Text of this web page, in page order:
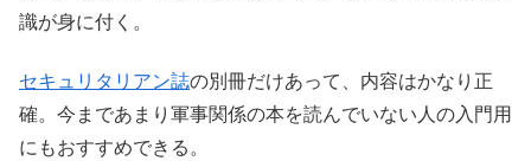
識が身に付く。
セキュリタリアン誌の別冊だけあって、内容はかなり正
確。今まであまり軍事関係の本を読んでいない人の入門用
にもおすすめできる。